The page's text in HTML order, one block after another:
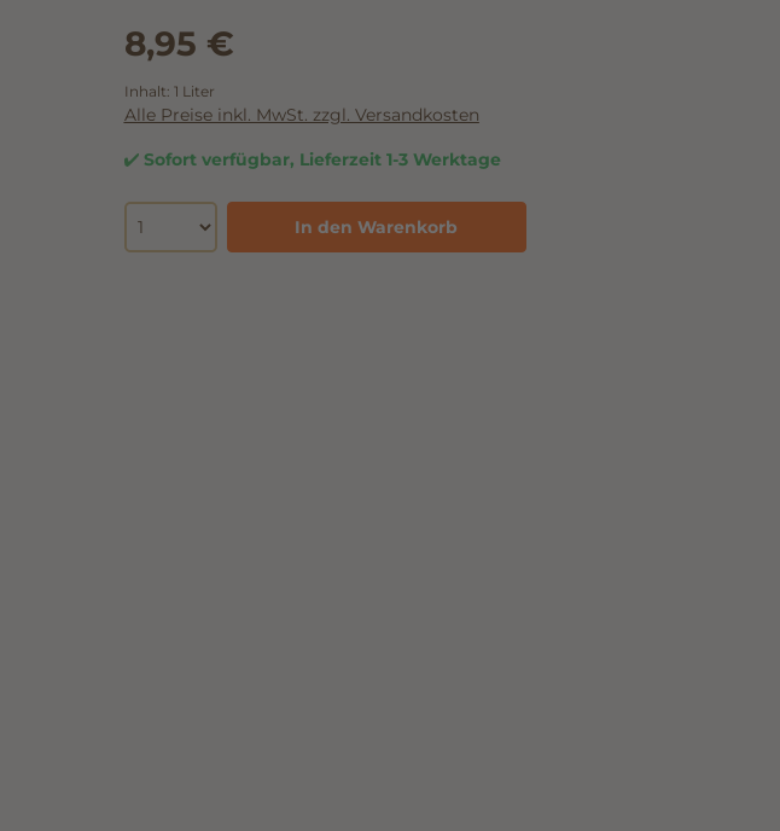
8,95 €
Inhalt:1 Liter
In den Warenkorb